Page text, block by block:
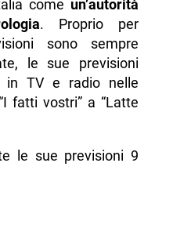
come un’autorità
. Proprio per
sono sempre
le sue previsioni
in TV e radio nelle
fatti vostri” a “Latte
le sue previsioni 9